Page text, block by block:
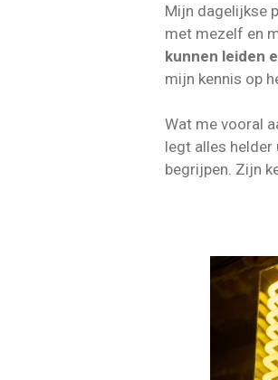
Mijn dagelijkse
met mezelf en
kunnen leiden
mijn kennis op
Wat me vooral
legt alles
begrijpen. Zijn